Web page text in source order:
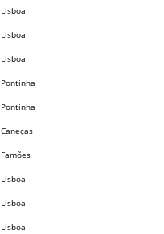
Lisboa
Lisboa
Lisboa
Pontinha
Pontinha
Caneças
Famões
Lisboa
Lisboa
Lisboa